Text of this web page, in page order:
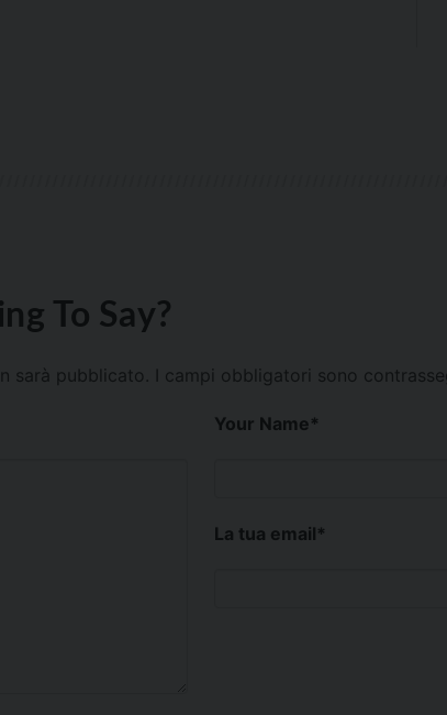
To Say?
sarà pubblicato. I campi obbligatori sono
Your Name*
La tua email*